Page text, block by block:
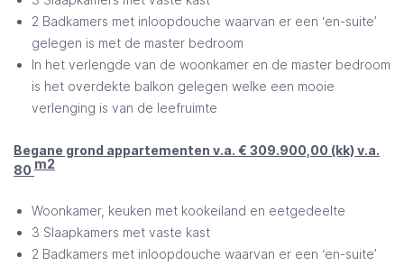
2 Badkamers met inloopdouche waarvan er een ‘en-suite’
gelegen is met de master bedroom
In het verlengde van de woonkamer en de master bedroom
is het overdekte balkon gelegen welke een mooie
verlenging is van de leefruimte
Begane grond appartementen v.a. € 309.900,00 (kk) v.a.
80 m2
Woonkamer, keuken met kookeiland en eetgedeelte
3 Slaapkamers met vaste kast
2 Badkamers met inloopdouche waarvan er een ‘en-suite’